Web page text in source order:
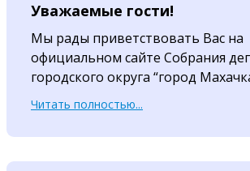
Уважаемые гости!
Мы рады приветствовать Вас на
официальном сайте Собрания
городского округа “город
Читать полностью...